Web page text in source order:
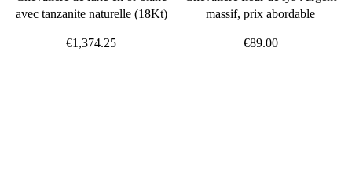
avec tanzanite naturelle (18Kt)
€1,374.25
massif, prix abordable
€89.00